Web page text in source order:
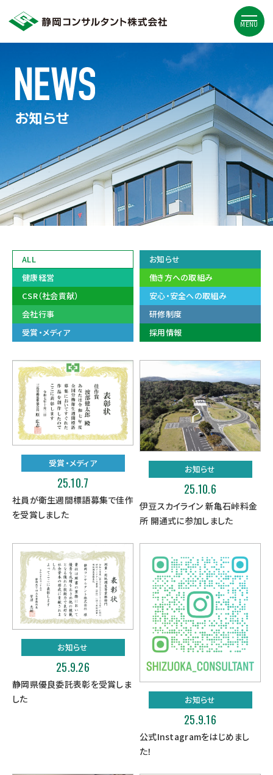
MENU
お知らせ
ALL
お知らせ
健康経営
働き方への取組み
CSR（社会貢献）
安心・安全への取組み
会社行事
研修制度
受賞・メディア
採用情報
受賞・メディア
25.10.7
社員が衛生週間標語募集で佳作
を受賞しました
お知らせ
25.10.6
伊豆スカイライン 新亀石峠料金
所 開通式に参加しました
お知らせ
25.9.26
静岡県優良委託表彰を受賞しま
した
お知らせ
25.9.16
公式Instagramをはじめまし
た！